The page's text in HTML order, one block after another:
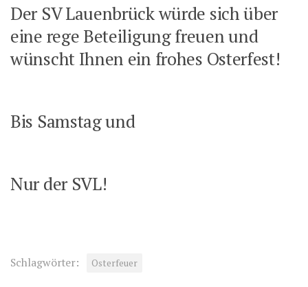
Der SV Lauenbrück würde sich über
eine rege Beteiligung freuen und
wünscht Ihnen ein frohes Osterfest!
Bis Samstag und
Nur der SVL!
Schlagwörter: Osterfeuer